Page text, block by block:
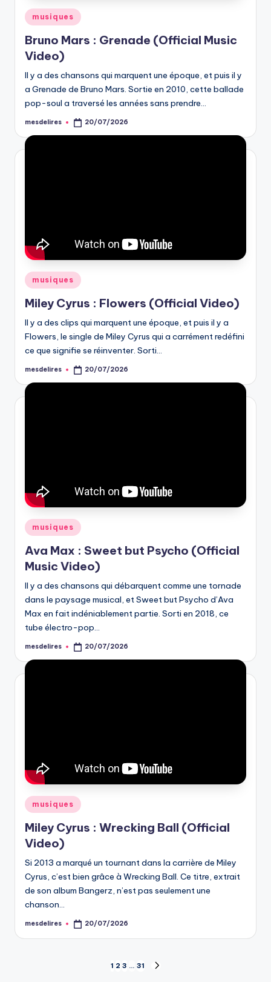
Posted
in
musiques
Bruno Mars : Grenade (Official Music
Video)
Il y a des chansons qui marquent une époque, et puis il y
a Grenade de Bruno Mars. Sortie en 2010, cette ballade
pop-soul a traversé les années sans prendre…
Posted
mesdelires 20/07/2026
Posted
in
musiques
Miley Cyrus : Flowers (Official Video)
Il y a des clips qui marquent une époque, et puis il y a
Flowers, le single de Miley Cyrus qui a carrément redéfini
ce que signifie se réinventer. Sorti…
Posted
mesdelires 20/07/2026
Posted
in
musiques
Ava Max : Sweet but Psycho (Official
Music Video)
Il y a des chansons qui débarquent comme une tornade
dans le paysage musical, et Sweet but Psycho d’Ava
Max en fait indéniablement partie. Sorti en 2018, ce
tube électro-pop…
Posted
mesdelires 20/07/2026
Posted
in
musiques
Miley Cyrus : Wrecking Ball (Official
Video)
Si 2013 a marqué un tournant dans la carrière de Miley
Cyrus, c’est bien grâce à Wrecking Ball. Ce titre, extrait
de son album Bangerz, n’est pas seulement une
chanson…
Posted
mesdelires 20/07/2026
Pagination1 2 3 … 31